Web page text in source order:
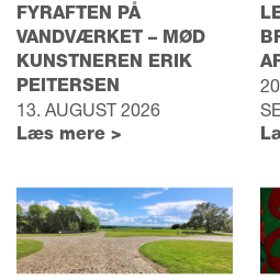
FYRAFTEN PÅ
VANDVÆRKET – MØD
KUNSTNEREN ERIK
PEITERSEN
13. AUGUST 2026
Læs mere >